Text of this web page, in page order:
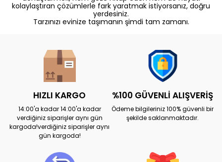
kolaylaştıran çözümlerle fark yaratmak istiyorsanız, doğru
yerdesiniz.
Tarzınızı evinize taşımanın şimdi tam zamanı.
HIZLI KARGO
14:00'a kadar 14:00'a kadar
verdiğiniz siparişler aynı gün
kargoda!verdiğiniz siparişler aynı
gün kargoda!
%100 GÜVENLİ ALIŞVERİŞ
Ödeme bilgileriniz 100% güvenli bir
şekilde saklanmaktadır.